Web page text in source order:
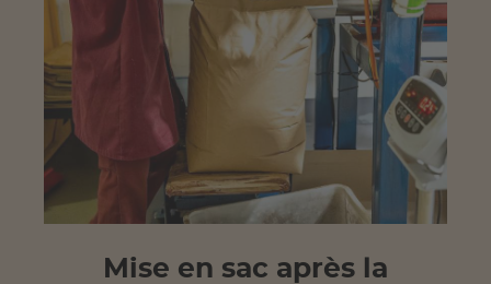
Mise en sac après la